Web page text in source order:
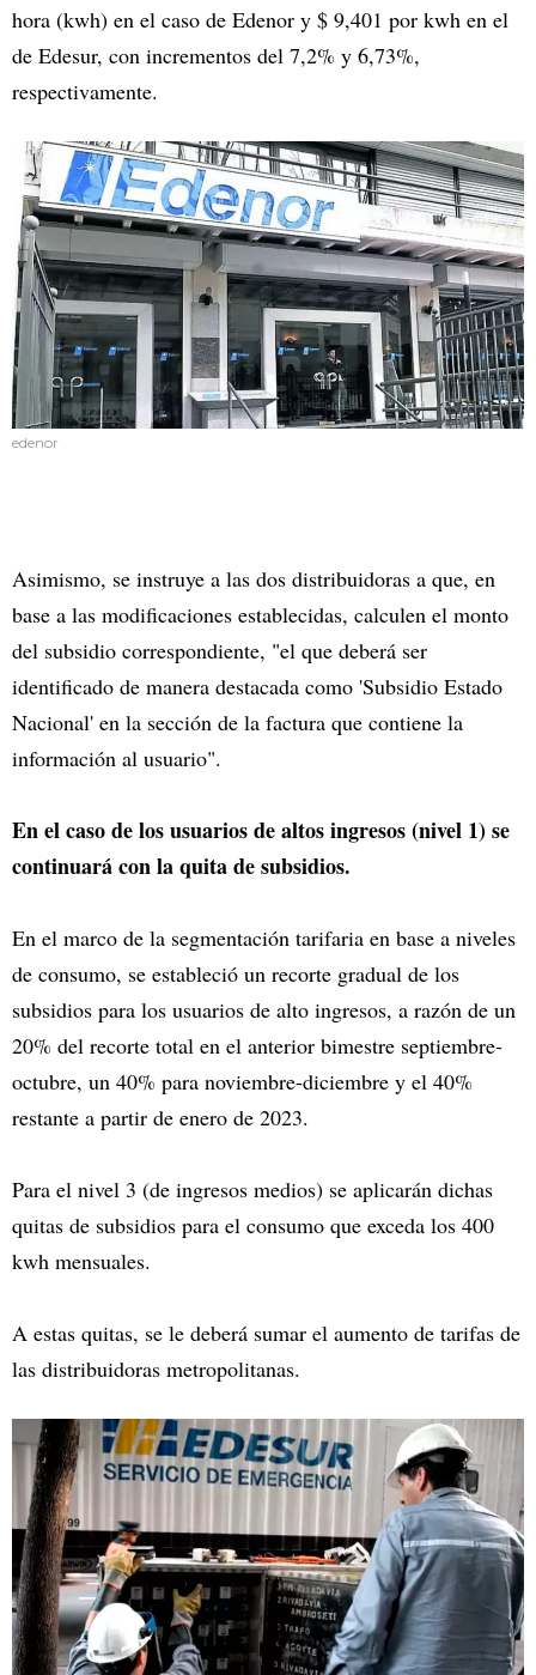
hora (kwh) en el caso de Edenor y $ 9,401 por kwh en el
de Edesur, con incrementos del 7,2% y 6,73%,
respectivamente.
edenor
Asimismo, se instruye a las dos distribuidoras a que, en
base a las modificaciones establecidas, calculen el monto
del subsidio correspondiente, "el que deberá ser
identificado de manera destacada como 'Subsidio Estado
Nacional' en la sección de la factura que contiene la
información al usuario".
En el caso de los usuarios de altos ingresos (nivel 1) se
continuará con la quita de subsidios.
En el marco de la segmentación tarifaria en base a niveles
de consumo, se estableció un recorte gradual de los
subsidios para los usuarios de alto ingresos, a razón de un
20% del recorte total en el anterior bimestre septiembre-
octubre, un 40% para noviembre-diciembre y el 40%
restante a partir de enero de 2023.
Para el nivel 3 (de ingresos medios) se aplicarán dichas
quitas de subsidios para el consumo que exceda los 400
kwh mensuales.
A estas quitas, se le deberá sumar el aumento de tarifas de
las distribuidoras metropolitanas.